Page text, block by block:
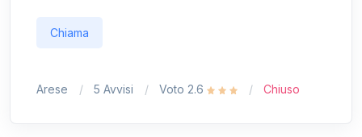
Chiama
Arese 5 Avvisi Voto 2.6 Chiuso